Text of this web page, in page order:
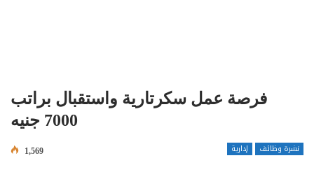
فرصة عمل سكرتارية واستقبال براتب
7000 جنيه
إدارية نشرة وظائف 1,569